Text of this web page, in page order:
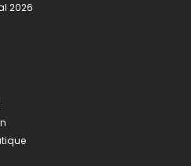
2026